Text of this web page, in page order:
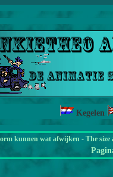
Kegelen
kunnen wat afwijken - The